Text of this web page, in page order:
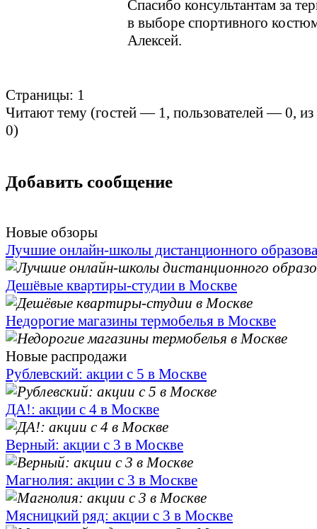
Спасибо консультантам за
в выборе спортивного
Алексей.
Страницы: 1
Читают тему (гостей — 1, пользователей —0,
0)
Добавить сообщение
Новые обзоры
Лучшие онлайн-школы дистанционного
Дешёвые квартиры-студии в Москве
Недорогие магазины термобелья в Москве
Новые распродажи
Рублевский: акции с 5 в Москве
ДА!: акции с 4 в Москве
Верный: акции с 3 в Москве
Магнолия: акции с 3 в Москве
Мясницкий ряд: акции с 3 в Москве